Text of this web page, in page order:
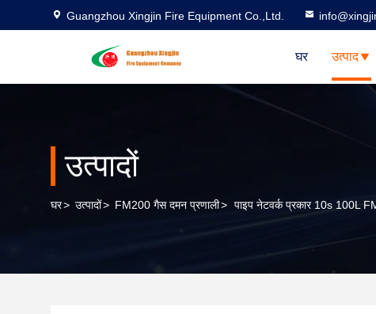
Guangzhou Xingjin Fire Equipment Co.,Ltd.
घर उत्पाद
उत्पादों
घर> उत्पादों> FM200 गैस दमन प्रणाली> पाइप नेटवर्क प्रकार 10s 100L